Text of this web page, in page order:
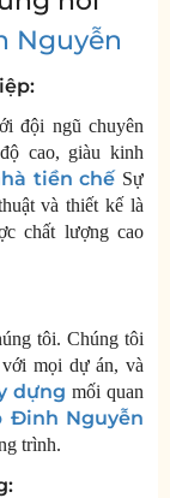
Nguyễn
đội ngũ chuyên
cao, giàu kinh
tiền chế Sự
và thiết kế là
chất lượng cao
tôi. Chúng tôi
mọi dự án, và
dựng mối quan
Đinh Nguyễn
trình.